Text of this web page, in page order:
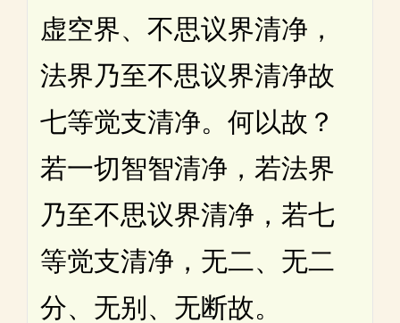
虚空界、不思议界清净，
法界乃至不思议界清净故
七等觉支清净。何以故？
若一切智智清净，若法界
乃至不思议界清净，若七
等觉支清净，无二、无二
分、无别、无断故。